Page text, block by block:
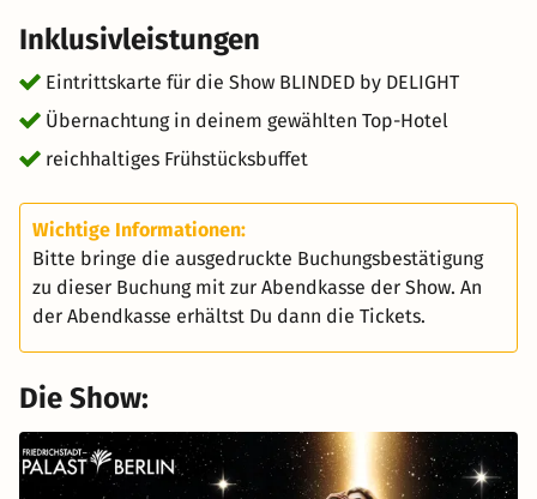
Inklusivleistungen
Eintrittskarte für die Show BLINDED by DELIGHT
Übernachtung in deinem gewählten Top-Hotel
reichhaltiges Frühstücksbuffet
Wichtige Informationen:
Bitte bringe die ausgedruckte Buchungsbestätigung
zu dieser Buchung mit zur Abendkasse der Show. An
der Abendkasse erhältst Du dann die Tickets.
Die Show: